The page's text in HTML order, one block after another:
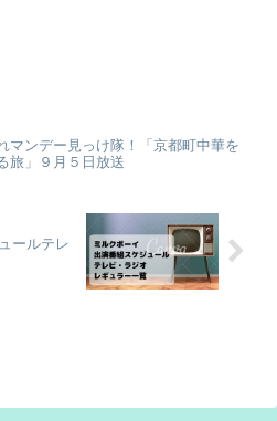
マンデー見っけ隊！「京都町中華を
旅」９月５日放送
ールテレ